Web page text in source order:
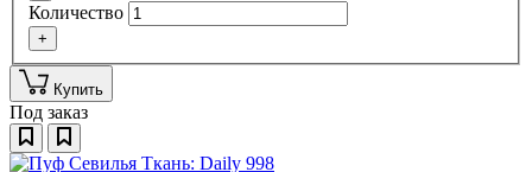
Количество
+
Купить
Под заказ